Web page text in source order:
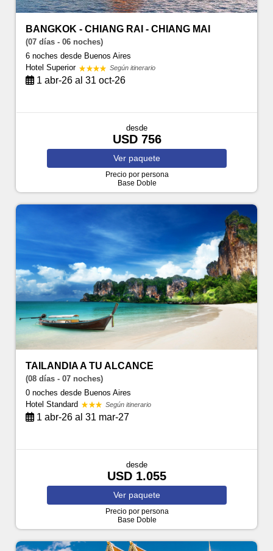
BANGKOK - CHIANG RAI - CHIANG MAI
(07 días - 06 noches)
6 nochesdesde Buenos Aires
Hotel Superior
Según itinerario
1 abr-26 al 31 oct-26
desde
USD 756
Ver paquete
Precio por persona
Base Doble
TAILANDIA A TU ALCANCE
(08 días - 07 noches)
0 nochesdesde Buenos Aires
Hotel Standard
Según itinerario
1 abr-26 al 31 mar-27
desde
USD 1.055
Ver paquete
Precio por persona
Base Doble